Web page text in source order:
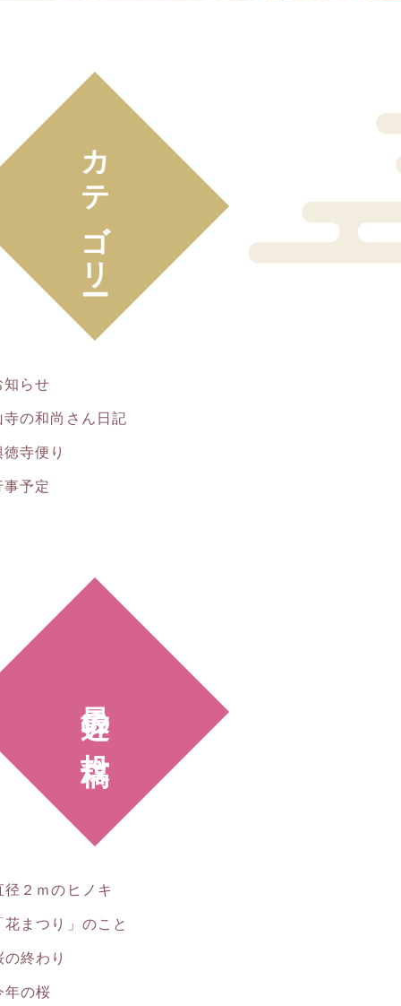
カテゴリー
知らせ
寺の和尚さん日記
徳寺便り
事予定
最近の投稿
径２ｍのヒノキ
花まつり」のこと
の終わり
年の桜